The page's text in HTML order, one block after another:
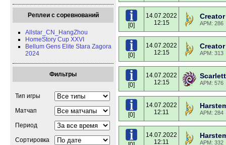
Реплеи с соревнований
Allstar_CN_HangZhou
HomeStory Cup XXVI
Bellum Gens Elite Stara Zagora
2024
Фильтры
Тип игры
Матчап
Период
Сортировка
[0]
14.07.2022
12:15
Creator
APM: 286
[0]
14.07.2022
12:15
Creator
APM: 313
[0]
14.07.2022
12:15
Scarlett
APM: 576
[0]
14.07.2022
12:11
APM: 284
14.07.2022
12:11
APM: 332